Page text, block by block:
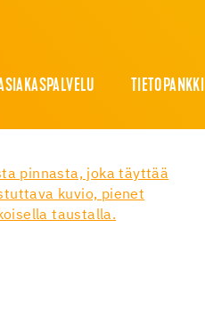
TIETOPANKKI